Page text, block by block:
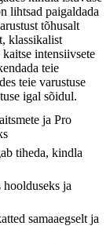
lihtsad paigaldada
tõhusalt
klassikalist
intensiivsete
teie
teie varustuse
igal sõidul.
ja Pro
tiheda, kindla
ja
samaaegselt ja